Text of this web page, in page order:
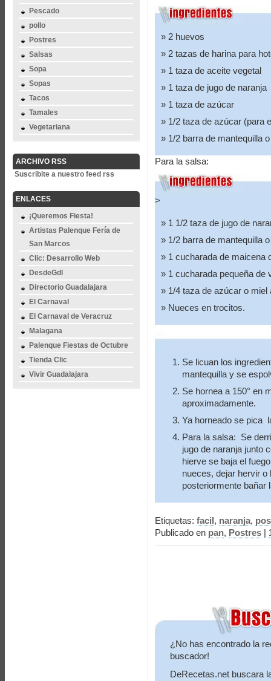
Pescado
pollo
Postres
Salsas
Sopa
Sopas
Tacos
Tamales
Vegetariana
ARCHIVO RSS
Suscribite a nuestro feed rss
ENLACES
¡Queremos Fiesta!
Artistas Palenque Fería de
San Marcos
Clic: Desarrollo Web
DesdeGdl
Directorio Guadalajara
El Carnaval
El Carnaval de Veracruz
Malagana
Palenque Fiestas de Octubre
Tienda Clic
Vivir Guadalajara
2 huevos
2 tazas de harina para
1 taza de aceite vegetal
1 taza de jugo de naranja
1 taza de azúcar
1/2 taza de azúcar (para
1/2 barra de mantequilla
Para la salsa:
>
1 1/2 taza de jugo de
1/2 barra de mantequilla
1 cucharada de maicena
1 cucharada pequeña de
1/4 taza de azúcar o miel
Nueces en trocitos.
Se licuan los
mantequilla y se
Se hornea a 150° en
aproximadamente.
Ya horneado se pica
Para la salsa: Se
jugo de naranja junto
hierve se baja el
nueces, dejar hervir o
posteriormente bañar
Etiquetas: facil, naranja,
Publicado en pan, Postres |
¿No has encontrado la
buscador!
DeRecetas.net buscara